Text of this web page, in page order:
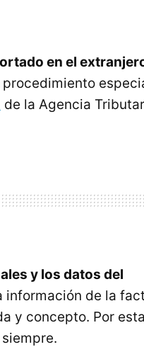
en el
de la Agencia
y los datos del
información de la
y concepto. Por esta